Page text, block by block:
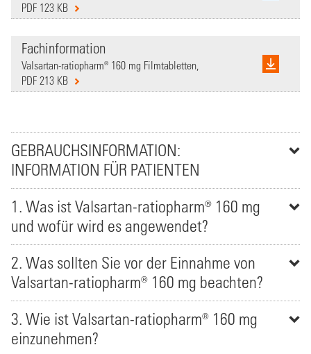
PDF 123 KB
Fachinformation
Valsartan-ratiopharm® 160 mg Filmtabletten,
PDF 213 KB
GEBRAUCHSINFORMATION:
INFORMATION FÜR PATIENTEN
1. Was ist Valsartan-ratiopharm® 160 mg
und wofür wird es angewendet?
2. Was sollten Sie vor der Einnahme von
Valsartan-ratiopharm® 160 mg beachten?
3. Wie ist Valsartan-ratiopharm® 160 mg
einzunehmen?